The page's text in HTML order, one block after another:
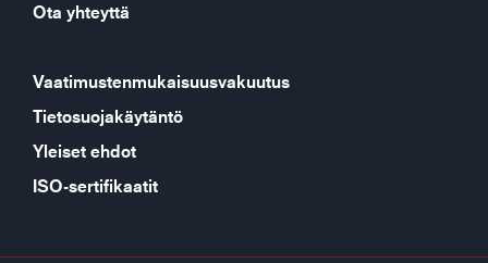
Ota yhteyttä
Vaatimustenmukaisuusvakuutus
Tietosuojakäytäntö
Yleiset ehdot
ISO-sertifikaatit